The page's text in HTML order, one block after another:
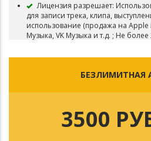
Лицензия разрешает:
для записи трека, клипа,
использование (продажа на Apple
Музыка, VK Музыка и т.д. ; Не более
Использование для видео-
Исключительное право
ILIXX и бит не снимается с
НЕОБХОДИМО УКАЗЫВАТЬ
После приобретения данного
БЕЗЛИМИТНАЯ
3500